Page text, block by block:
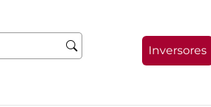
Inversores